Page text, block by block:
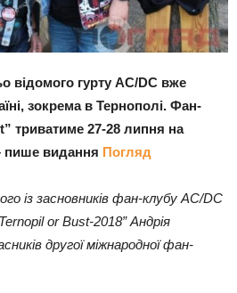
відомого гурту AC/DC вже
зокрема в Тернополі. Фан-
триватиме 27-28 липня на
пише видання Погляд
із засновників фан-клубу AC/DC
or Bust-2018” Андрія
другої міжнародної фан-